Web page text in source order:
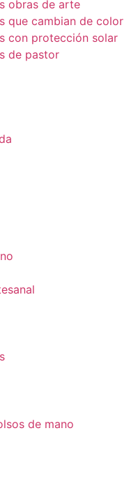
obras de arte
que cambian de color
con protección solar
de pastor
de mano